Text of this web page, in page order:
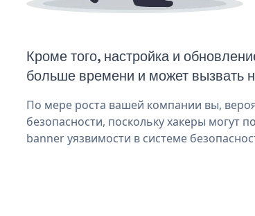
Кроме того, настройка и
больше времени и может вызвать
По мере роста вашей компании вы,
безопасности, поскольку хакеры могут
banner уязвимости в системе